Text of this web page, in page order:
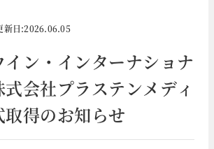
新日:2026.06.05
ン・インターナショナ
会社プラステンメディ
取得のお知らせ